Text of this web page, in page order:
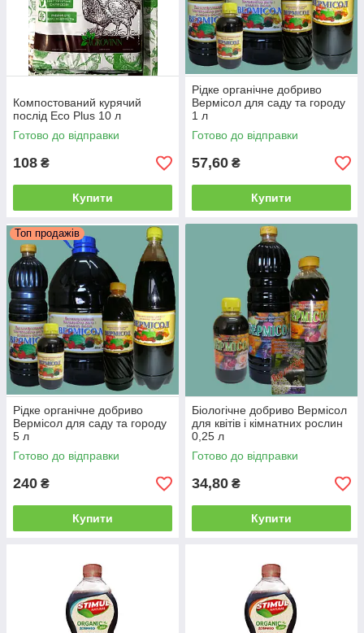
Компостований курячий
послід Eco Plus 10 л
Готово до відправки
108 ₴
Купити
Рідке органічне добриво
Вермісол для саду та городу
1 л
Готово до відправки
57,60 ₴
Купити
Топ продажів
Рідке органічне добриво
Вермісол для саду та городу
5 л
Готово до відправки
240 ₴
Купити
Біологічне добриво Вермісол
для квітів і кімнатних рослин
0,25 л
Готово до відправки
34,80 ₴
Купити